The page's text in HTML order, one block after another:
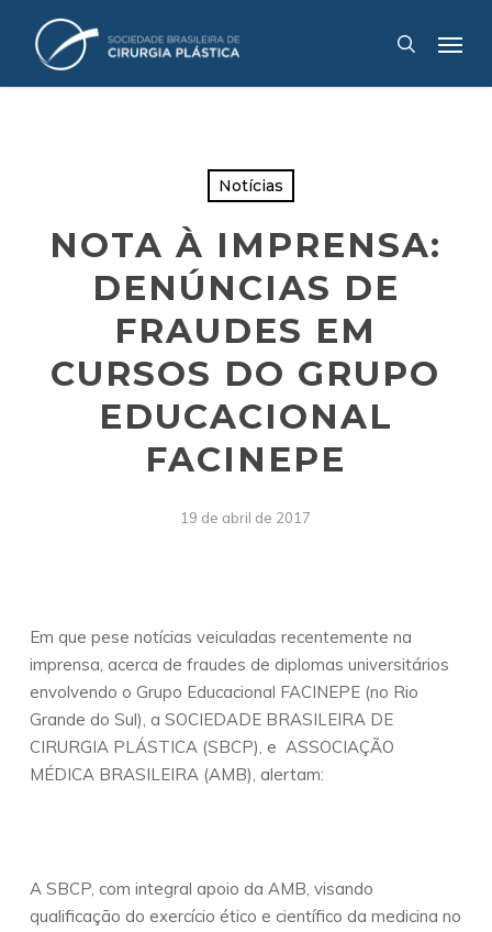
search
Notícias
NOTA À IMPRENSA:
DENÚNCIAS DE
FRAUDES EM
CURSOS DO GRUPO
EDUCACIONAL
FACINEPE
19 de abril de 2017
Em que pese notícias veiculadas recentemente na
imprensa, acerca de fraudes de diplomas universitários
envolvendo o Grupo Educacional FACINEPE (no Rio
Grande do Sul), a SOCIEDADE BRASILEIRA DE
CIRURGIA PLÁSTICA (SBCP), e ASSOCIAÇÃO
MÉDICA BRASILEIRA (AMB), alertam:
A SBCP, com integral apoio da AMB, visando
qualificação do exercício ético e científico da medicina no